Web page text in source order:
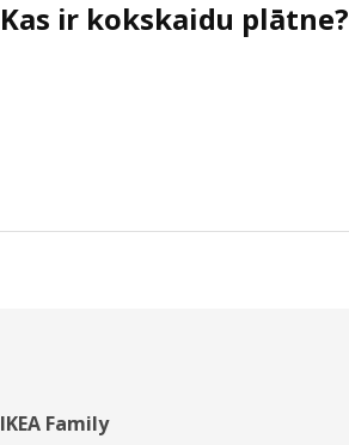
Kas ir kokskaidu plātne?
Kājene
IKEA Family